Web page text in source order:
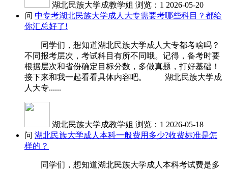
湖北民族大学成教学姐 浏览：1 2026-05-20
问 中专考湖北民族大学成人大专需要考哪些科目？都给
你汇总好了!
同学们，想知道湖北民族大学成人大专都考啥吗？
不同报考层次，考试科目有所不同哦。记得，备考时要
根据层次和省份确定目标分数，多做真题，打好基础！
接下来和我一起看看具体内容吧。 湖北民族大学成
人大专......
湖北民族大学成教学姐 浏览：1 2026-05-18
问 湖北民族大学成人本科一般费用多少?收费标准是怎
样的？
同学们，想知道湖北民族大学成人本科考试费是多